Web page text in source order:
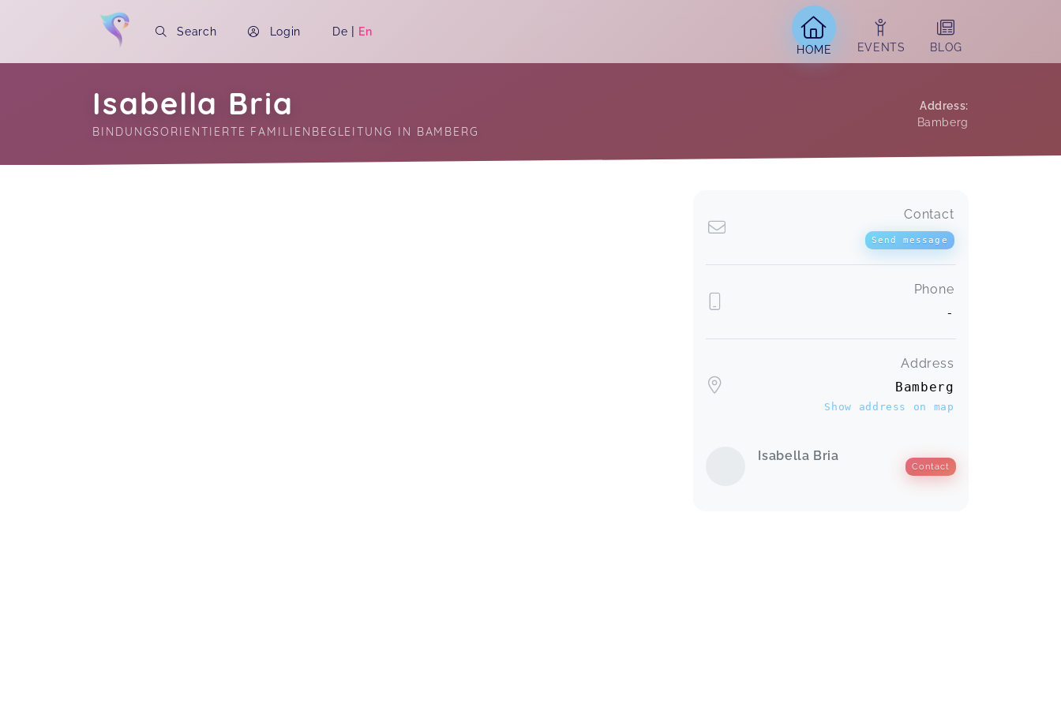
Search Login De | En
HOME
EVENTS BLOG
Isabella Bria
BINDUNGSORIENTIERTE FAMILIENBEGLEITUNG IN BAMBERG
Address:
Bamberg
Contact
Send message
Phone
-
Address
Bamberg
Show address on map
Isabella Bria
Contact